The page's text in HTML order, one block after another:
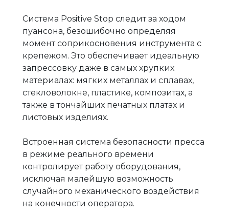
Система Positive Stop следит за ходом
пуансона, безошибочно определяя
момент соприкосновения инструмента с
крепежом. Это обеспечивает идеальную
запрессовку даже в самых хрупких
материалах: мягких металлах и сплавах,
стекловолокне, пластике, композитах, а
также в тончайших печатных платах и
листовых изделиях.
Встроенная система безопасности пресса
в режиме реального времени
контролирует работу оборудования,
исключая малейшую возможность
случайного механического воздействия
на конечности оператора.